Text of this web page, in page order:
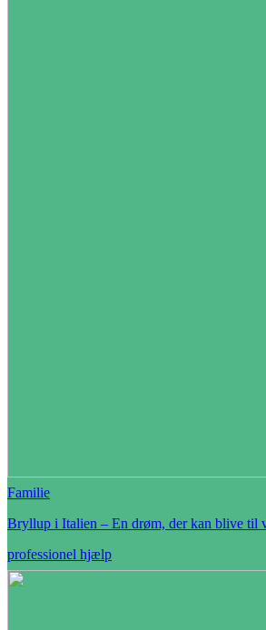
Familie
Bryllup i Italien – En drøm, der kan blive til
professionel hjælp